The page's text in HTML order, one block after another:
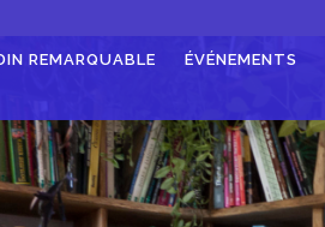
REMARQUABLE ÉVÉNEMENTS